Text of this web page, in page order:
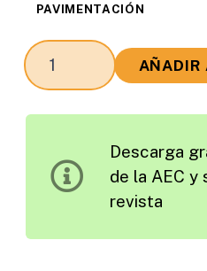
PAVIMENTACIÓN
Evaluación
de
Predicción
AÑADIR
Descarga
de la AEC y
revista